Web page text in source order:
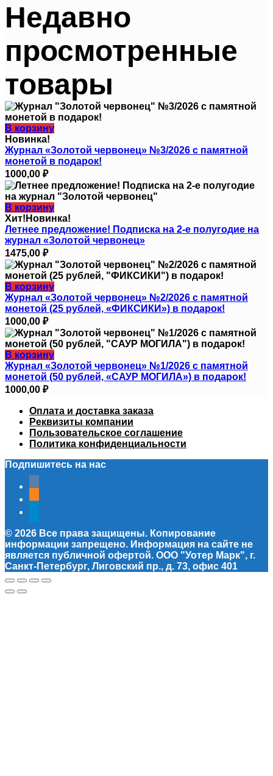
Недавно
просмотренные
товары
В корзину
Новинка!
Журнал «Золотой червонец» №3/2026 с памятной
монетой в подарок!
1000,00 ₽
В корзину
Хит! Новинка!
Летнее предложение! Подписка на 2-е полугодие на
журнал «Золотой червонец»
1475,00 ₽
В корзину
Журнал «Золотой червонец» №2/2026 с памятной
монетой (25 рублей, «ФИКСИКИ») в подарок!
1000,00 ₽
В корзину
Журнал «Золотой червонец» №1/2026 с памятной
монетой (50 рублей, «САУР МОГИЛА») в подарок!
1000,00 ₽
Оплата и доставка заказа
Реквизиты компании
Пользовательское соглашение
Политика конфиденциальности
Подпишитесь на нас
© 2026 Все права защищены. Копирование
информации запрещено. Информация на сайте не
является публичной офертой. ООО "Уотер Марк", г.
Санкт-Петербург, Лиговский пр., д. 73, офис 401